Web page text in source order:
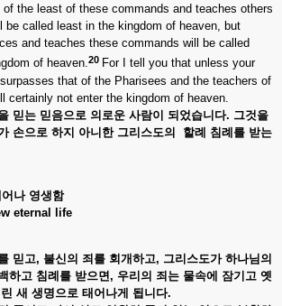
the least of these commands and teaches others
be called least in the kingdom of heaven, but
and teaches these commands will be called
of heaven.20 For I tell you that unless your
that of the Pharisees and the teachers of
certainly not enter the kingdom of heaven.
믿는 믿음으로 의로운 사람이 되었습니다. 그것을
손으로 하지 아니한 그리스도의 할례 침례를 받는
나 영생함
eternal life
믿고, 불신의 죄를 회개하고, 그리스도가 하나님의
하고 침례를 받으면, 우리의 죄는 물속에 잠기고 옛
새 생명으로 태어나게 됩니다.